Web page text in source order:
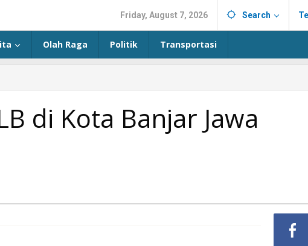
Friday, August 7, 2026 Search
Olah Raga Politik Transportasi
di Kota Banjar Jawa